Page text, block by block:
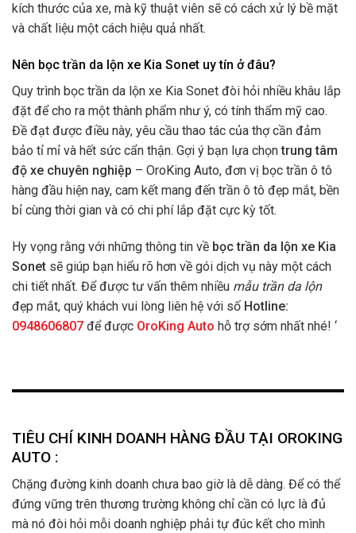
kích thước của xe, mà kỹ thuật viên sẽ có cách xử lý bề mặt
và chất liệu một cách hiệu quả nhất.
Nên bọc trần da lộn xe Kia Sonet uy tín ở đâu?
Quy trình bọc trần da lộn xe Kia Sonet đòi hỏi nhiều khâu lắp
đặt để cho ra một thành phẩm như ý, có tính thẩm mỹ cao.
Đề đạt được điều này, yêu cầu thao tác của thợ cần đảm
bảo tỉ mỉ và hết sức cẩn thận. Gợi ý bạn lựa chọntrung tâm
độ xe chuyên nghiệp – OroKing Auto, đơn vị bọc trần ô tô
hàng đầu hiện nay, cam kết mang đến trần ô tô đẹp mắt, bền
bỉ cùng thời gian và có chi phí lắp đặt cực kỳ tốt.
Hy vọng rằng với những thông tin về bọc trần da lộn xe Kia
Sonet sẽ giúp bạn hiểu rõ hơn về gói dịch vụ này một cách
chi tiết nhất. Để được tư vấn thêm nhiều mẫu trần da lộn
đẹp mắt, quý khách vui lòng liên hệ với số Hotline:
0948606807 để được OroKing Auto hỗ trợ sớm nhất nhé! ‘
TIÊU CHÍ KINH DOANH HÀNG ĐẦU TẠI OROKING
AUTO :
Chặng đường kinh doanh chưa bao giờ là dễ dàng. Để có thể
đứng vững trên thương trường không chỉ cần có lực là đủ
mà nó đòi hỏi mỗi doanh nghiệp phải tự đúc kết cho mình